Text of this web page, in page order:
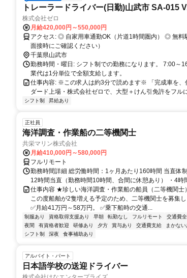
トレーラードライバー(日勤)山武市 SA-015
株式会社ゼロ
月給420,000円～550,000円
アクセス: ◎ 自家用車通勤OK（片道1時間圏内） ◎ 無料駐車場あり 【受動喫煙防止措置】 屋内禁煙（詳細は
面接時にご確認ください）
千葉県山武市
勤務時間・曜日: シフト制での勤務になります。 7:00
業代は1分単位で全額支給します。
仕事内容: ※この求人は約3分で読めます※ 「完成車を
ダード上場・株式会社ゼロで、大型＋けん引免許
シフト制 昇給あり
正社員
海洋調査・作業船の二等機関士
共栄マリン株式会社
月給410,000円～580,000円
フルリモート
勤務時間詳細 総労働時間：1ヶ月あたり160時間 当直体
12時間当直（勤務時間10時間、合間に休憩あり） ・4時
仕事内容 ★珍しい海洋調査・作業船の船員（二等機関
この度船舶が2隻増える予定のため、二等機関士を募集
✅月給41万円～58万円。 ✅乗下船時の交通...
制服あり 資格取得支援あり 早朝 転勤なし フルリモート 交通費
夜間
有資格者歓迎 研修あり 夕方 賞与あり 交通費支給 まかない
シフト制
深夜 食事補助あり
アルバイト・パート
日本語学校の送迎ドライバー